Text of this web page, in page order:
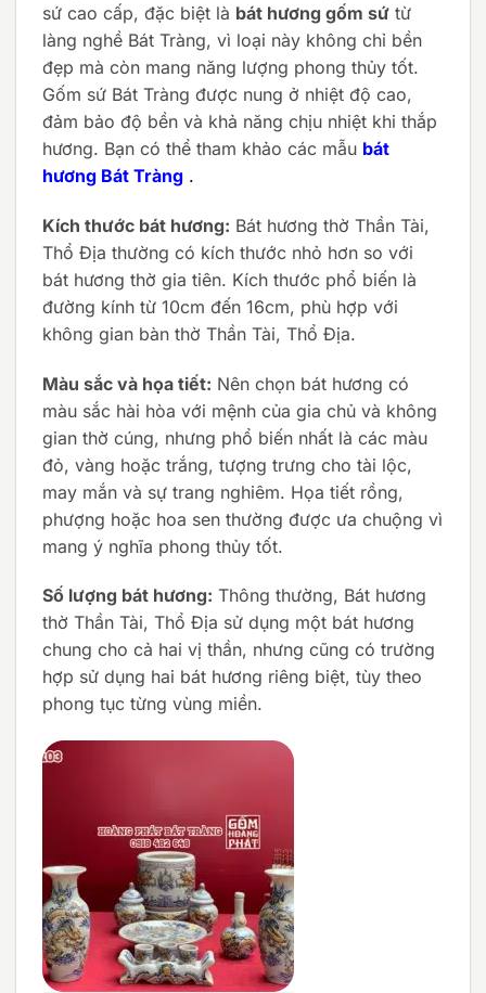
sứ cao cấp, đặc biệt là bát hương gốm sứ từ
làng nghề Bát Tràng, vì loại này không chỉ bền
đẹp mà còn mang năng lượng phong thủy tốt.
Gốm sứ Bát Tràng được nung ở nhiệt độ cao,
đảm bảo độ bền và khả năng chịu nhiệt khi thắp
hương. Bạn có thể tham khảo các mẫu bát
hương Bát Tràng .
Kích thước bát hương: Bát hương thờ Thần Tài,
Thổ Địa thường có kích thước nhỏ hơn so với
bát hương thờ gia tiên. Kích thước phổ biến là
đường kính từ 10cm đến 16cm, phù hợp với
không gian bàn thờ Thần Tài, Thổ Địa.
Màu sắc và họa tiết: Nên chọn bát hương có
màu sắc hài hòa với mệnh của gia chủ và không
gian thờ cúng, nhưng phổ biến nhất là các màu
đỏ, vàng hoặc trắng, tượng trưng cho tài lộc,
may mắn và sự trang nghiêm. Họa tiết rồng,
phượng hoặc hoa sen thường được ưa chuộng vì
mang ý nghĩa phong thủy tốt.
Số lượng bát hương: Thông thường, Bát hương
thờ Thần Tài, Thổ Địa sử dụng một bát hương
chung cho cả hai vị thần, nhưng cũng có trường
hợp sử dụng hai bát hương riêng biệt, tùy theo
phong tục từng vùng miền.